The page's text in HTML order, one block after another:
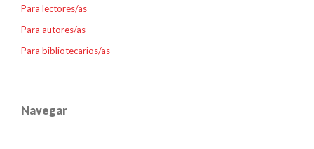
Para lectores/as
Para autores/as
Para bibliotecarios/as
Navegar